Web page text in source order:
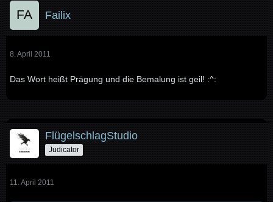
Failix
8. April 2011
Das Wort heißt Prägung und die Bemalung ist geil! :^:
FlügelschlagStudio
Judicator
11. April 2011